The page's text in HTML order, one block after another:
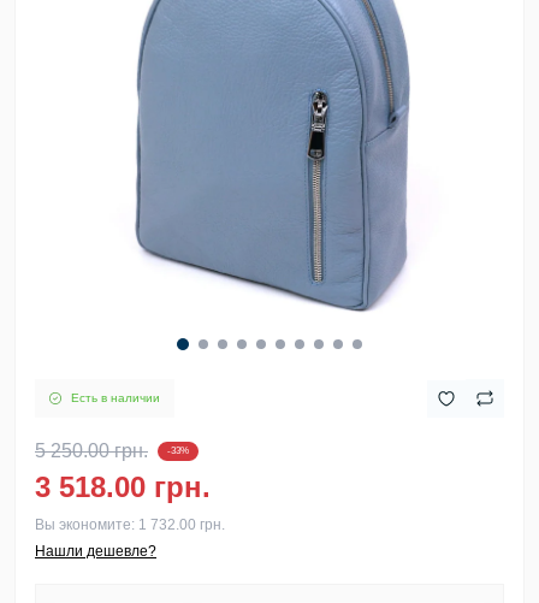
Есть в наличии
5 250.00 грн. -33%
3 518.00 грн.
Вы экономите: 1 732.00 грн.
Нашли дешевле?